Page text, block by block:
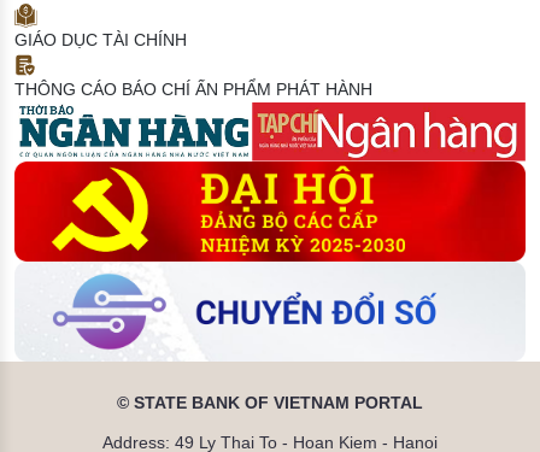
GIÁO DỤC TÀI CHÍNH
THÔNG CÁO BÁO CHÍ ẤN PHẨM PHÁT HÀNH
© STATE BANK OF VIETNAM PORTAL
Address: 49 Ly Thai To - Hoan Kiem - Hanoi